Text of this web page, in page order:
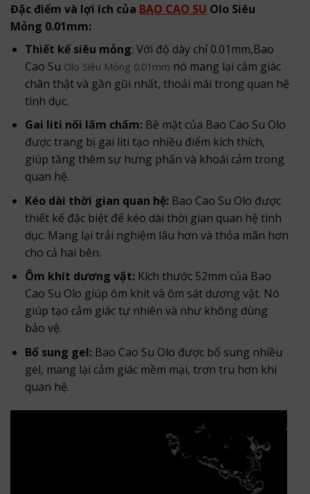
Đặc điểm và lợi ích của BAO CAO SU Olo Siêu
Mỏng 0.01mm:
Thiết kế siêu mỏng: Với độ dày chỉ 0.01mm,Bao
Cao Su Olo Siêu Mỏng 0.01mm nó mang lại cảm giác
chân thật và gần gũi nhất, thoải mái trong quan hệ
tình dục.
Gai liti nối lấm chấm:Bề mặt của Bao Cao Su Olo
được trang bị gai liti tạo nhiều điểm kích thích,
giúp tăng thêm sự hưng phấn và khoái cảm trong
quan hệ.
Kéo dài thời gian quan hệ:Bao Cao Su Olo được
thiết kế đặc biệt để kéo dài thời gian quan hệ tình
dục. Mang lại trải nghiệm lâu hơn và thỏa mãn hơn
cho cả hai bên.
Ôm khít dương vật:Kích thước 52mm của Bao
Cao Su Olo giúp ôm khít và ôm sát dương vật. Nó
giúp tạo cảm giác tự nhiên và như không dùng
bảo vệ.
Bổ sung gel:Bao Cao Su Olo được bổ sung nhiều
gel, mang lại cảm giác mềm mại, trơn tru hơn khi
quan hệ.